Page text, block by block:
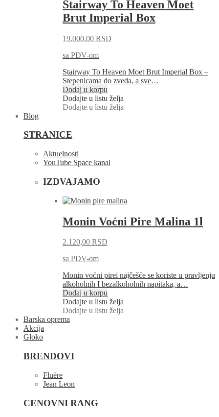
Stairway To Heaven Moet
Brut Imperial Box
19.000,00 RSD
sa PDV-om
Stairway To Heaven Moet Brut Imperial Box –
Stepenicama do zveda, a sve…
Dodaj u korpu
Dodajte u listu želja
Dodajte u listu želja
Blog
STRANICE
Aktuelnosti
YouTube Space kanal
IZDVAJAMO
Monin Voćni Pire Malina 1l
2.120,00 RSD
sa PDV-om
Monin voćni pirei najčešće se koriste u pravljenju
alkoholnih I bezalkoholnih napitaka, a…
Dodaj u korpu
Dodajte u listu želja
Dodajte u listu želja
Barska oprema
Akcija
Gloko
BRENDOVI
Fluère
Jean Leon
CENOVNI RANG